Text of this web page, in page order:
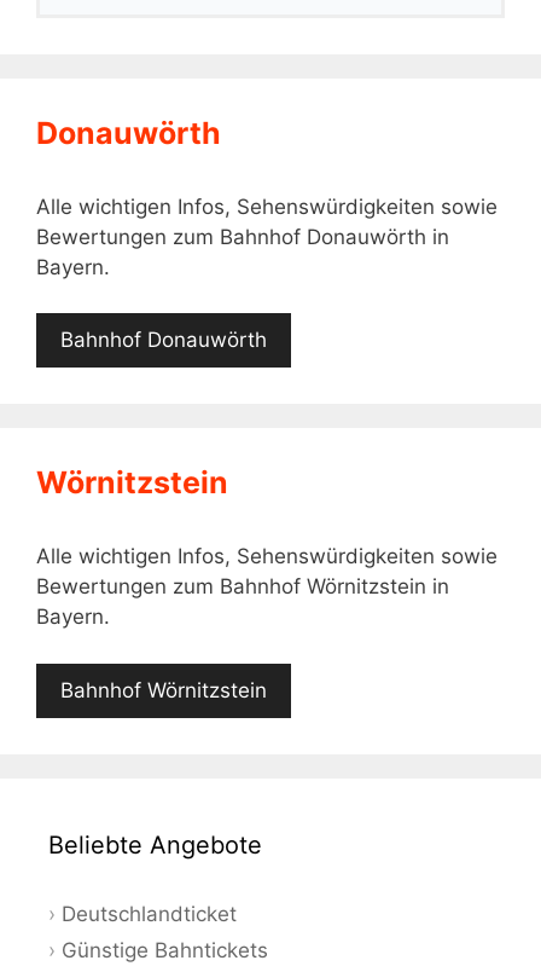
Donauwörth
Alle wichtigen Infos, Sehenswürdigkeiten sowie
Bewertungen zum Bahnhof Donauwörth in
Bayern.
Bahnhof Donauwörth
Wörnitzstein
Alle wichtigen Infos, Sehenswürdigkeiten sowie
Bewertungen zum Bahnhof Wörnitzstein in
Bayern.
Bahnhof Wörnitzstein
Beliebte Angebote
Deutschlandticket
Günstige Bahntickets